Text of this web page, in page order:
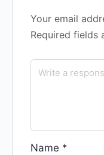
Your email
Required fields
Name *